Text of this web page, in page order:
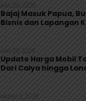
Mei 29, 2026
Bajaj Masuk Papua,
Bisnis dan Lapangan
Mei 29, 2026
Update Harga Mobil
Dari Calya hingga
Maret 5, 2026